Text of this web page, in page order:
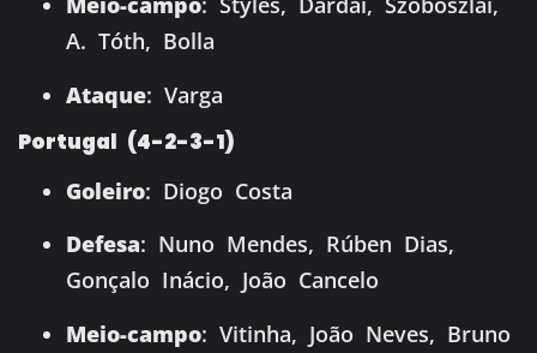
A. Tóth, Bolla
Ataque: Varga
Portugal (4-2-3-1)
Goleiro: Diogo Costa
Defesa: Nuno Mendes, Rúben Dias,
Gonçalo Inácio, João Cancelo
Meio-campo: Vitinha, João Neves, Bruno